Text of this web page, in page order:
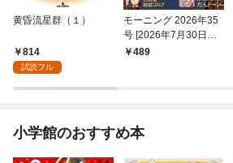
黄昏流星群（１）
814
試読フル
モーニング 2026年35
号 [2026年7月30日発
売]489
小学館のおすすめ本